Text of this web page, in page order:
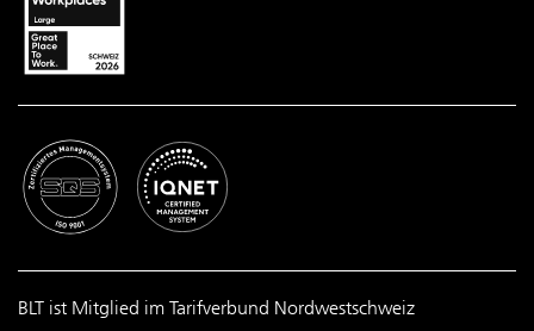
BLT ist Mitglied im Tarifverbund Nordwestschweiz